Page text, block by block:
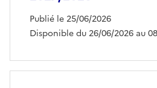
Publié le 25/06/2026
Disponible du 26/06/2026 au